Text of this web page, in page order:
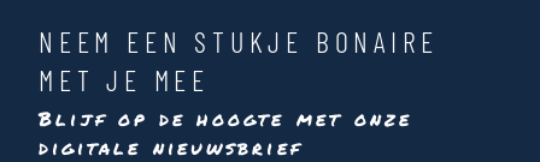
NEEM EEN STUKJE BONAIRE
MET JE MEE
Blijf op de hoogte met onze
digitale nieuwsbrief